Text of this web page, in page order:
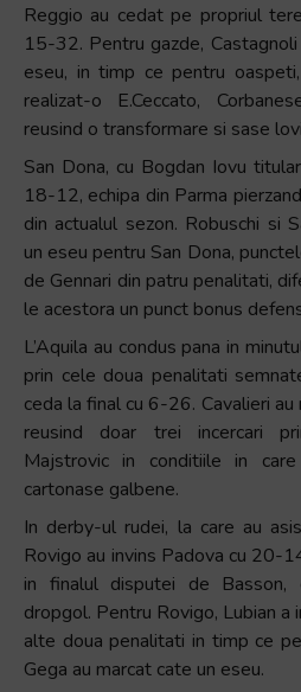
Reggio au cedat pe propriul
15-32. Pentru gazde,
eseu, in timp ce pentru
realizat-o E.Ceccato,
reusind o transformare si sase
San Dona, cu Bogdan Iovu
18-12, echipa din Parma
din actualul sezon. Robuschi si
un eseu pentru San Dona,
de Gennari din patru penalitati,
le acestora un punct bonus
L’Aquila au condus pana in
prin cele doua penalitati
ceda la final cu 6-26. Cavalieri
reusind doar trei incercari
Majstrovic in conditiile in
cartonase galbene.
In derby-ul rudei, la care au
Rovigo au invins Padova cu 20-
in finalul disputei de
dropgol. Pentru Rovigo, Lubian a
alte doua penalitati in timp ce
Gega au marcat cate un eseu.